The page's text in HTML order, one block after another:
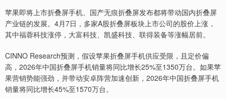
苹果即将上市折叠屏手机、国产无痕折叠屏发布都将带动国内折叠屏
产业链的发展。4月7日，多家A股折叠屏板块上市公司的股价上涨，
其中福蓉科技涨停，大富科技、凯盛科技、联得装备等涨幅居前。
CINNO Research预测，假设苹果折叠屏手机供应受限，且定价偏
高，2026年中国折叠屏手机销量将同比增长25%至1350万台。如果苹
果营销势能强劲，并带动安卓阵营加速创新，2026年中国折叠屏手机
销量将同比增长45%至1570万台。